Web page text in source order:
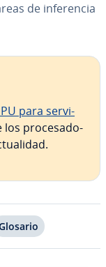
de in­fe­re­n­cia
para se­r­vi­
los pro­ce­sa­do­